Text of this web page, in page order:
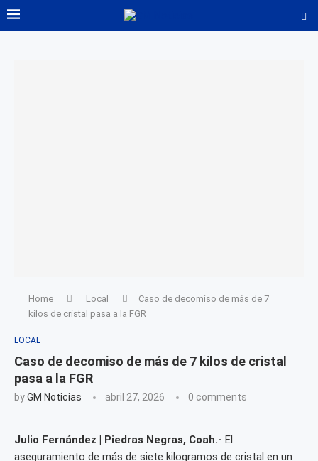
Home Local
Caso de decomiso de más de 7
kilos de cristal pasa a la FGR
LOCAL
Caso de decomiso de más de 7 kilos de cristal
pasa a la FGR
byGM Noticias abril 27, 2026 0 comments
Julio Fernández | Piedras Negras, Coah.- El
aseguramiento de más de siete kilogramos de cristal en un